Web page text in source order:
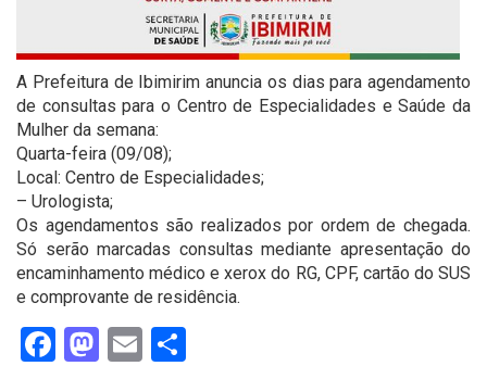
A Prefeitura de Ibimirim anuncia os dias para agendamento
de consultas para o Centro de Especialidades e Saúde da
Mulher da semana:
Quarta-feira (09/08);
Local: Centro de Especialidades;
– Urologista;
Os agendamentos são realizados por ordem de chegada.
Só serão marcadas consultas mediante apresentação do
encaminhamento médico e xerox do RG, CPF, cartão do SUS
e comprovante de residência.
Facebook
Mastodon
Email